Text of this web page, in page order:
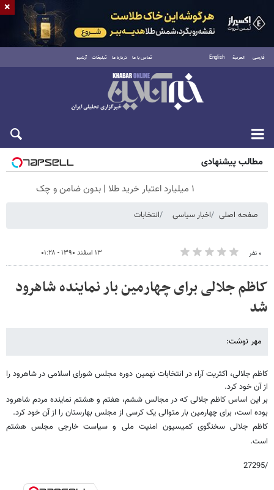
فارسی العربية English تماس با ما درباره ما تبلیغات آرشیو
شنبه ۱۷ مرداد ۱۴۰۵
مطالب پیشنهادی
۱ میلیارد اعتبار خرید طلا | بدون ضامن و چک
صفحه اصلی اخبار سیاسی انتخابات
۰ نفر ۱۳ اسفند ۱۳۹۰ - ۰۱:۲۸
کاظم جلالی برای چهارمین بار نماینده شاهرود
شد
مهر نوشت:
کاظم جلالی، اکثریت آراء در انتخابات نهمین دوره مجلس شورای اسلامی در شاهرود را
از آن خود کرد.
بر این اساس کاظم جلالی که در مجالس ششم، هفتم و هشتم نماینده مردم شاهرود
بوده است،‌ برای چهارمین بار متوالی یک کرسی از مجلس بهارستان را از ‌آن خود کرد.
کاظم جلالی سخنگوی کمیسیون امنیت ملی و سیاست خارجی مجلس هشتم
است.
/27295
×